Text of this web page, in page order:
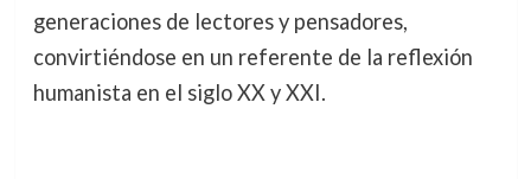
generaciones de lectores y pensadores,
convirtiéndose en un referente de la reflexión
humanista en el siglo XX y XXI.